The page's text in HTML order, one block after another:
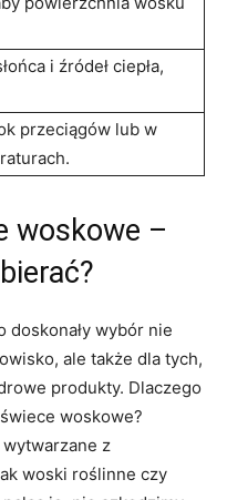
⁢i źródeł ciepła,​
przeciągów lub ⁢w
woskowe –
‍doskonały wybór nie
ale także dla tych,
produkty. Dlaczego
woskowe?
⁤z
woski roślinne czy⁢